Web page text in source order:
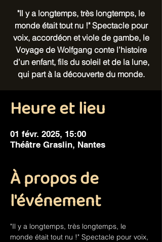
"Il y a longtemps, très longtemps, le
monde était tout nu !" Spectacle pour
voix, accordéon et viole de gambe, le
Voyage de Wolfgang conte l’histoire
d’un enfant, fils du soleil et de la lune,
qui part à la découverte du monde.
Heure et lieu
01 févr. 2025, 15:00
Théâtre Graslin, Nantes
À propos de
l'événement
"Il y a longtemps, très longtemps, le
monde était tout nu !" Spectacle pour voix,